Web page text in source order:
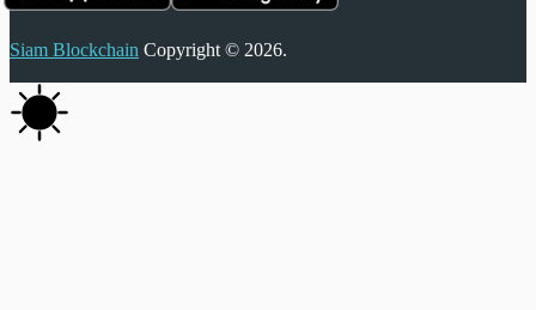
Siam Blockchain Copyright © 2026.